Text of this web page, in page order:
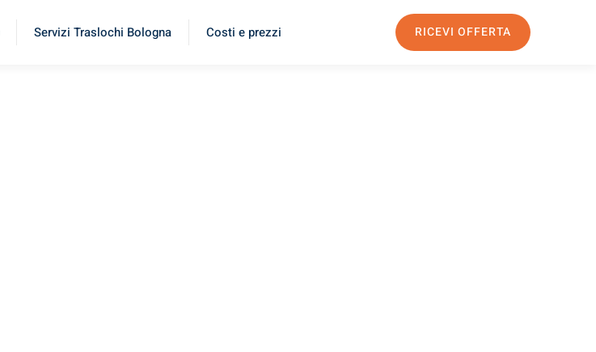
Servizi Traslochi Bologna Costi e prezzi RICEVI OFFERTA